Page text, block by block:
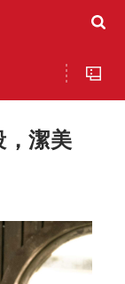
，潔美